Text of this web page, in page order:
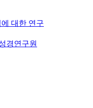
대한 연구
경연구원